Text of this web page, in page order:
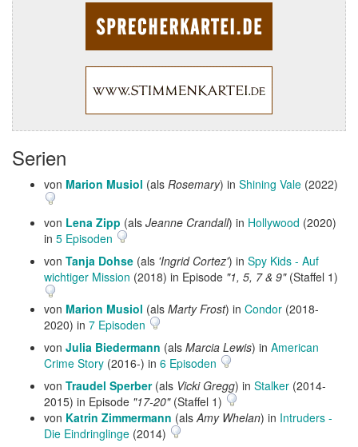
Serien
von Marion Musiol (als Rosemary) in Shining Vale (2022)
von Lena Zipp (als Jeanne Crandall) in Hollywood (2020)
in 5 Episoden
von Tanja Dohse (als 'Ingrid Cortez') in Spy Kids - Auf
wichtiger Mission (2018) in Episode "1, 5, 7 & 9"(Staffel 1)
von Marion Musiol (als Marty Frost) in Condor (2018-
2020) in 7 Episoden
von Julia Biedermann (als Marcia Lewis) in American
Crime Story (2016-) in 6 Episoden
von Traudel Sperber(als Vicki Gregg) in Stalker (2014-
2015) in Episode "17-20"(Staffel 1)
von Katrin Zimmermann (alsAmy Whelan) in Intruders -
Die Eindringlinge (2014)